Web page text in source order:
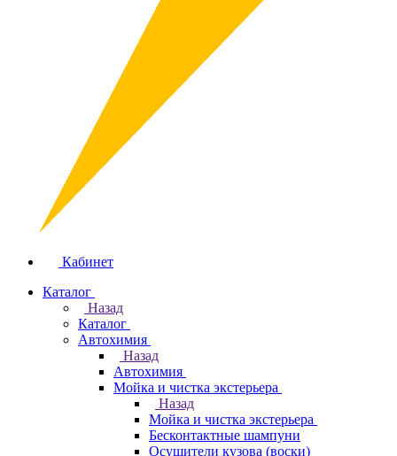
Кабинет
Каталог
Назад
Каталог
Автохимия
Назад
Автохимия
Мойка и чистка экстерьера
Назад
Мойка и чистка экстерьера
Бесконтактные шампуни
Осушители кузова (воски)